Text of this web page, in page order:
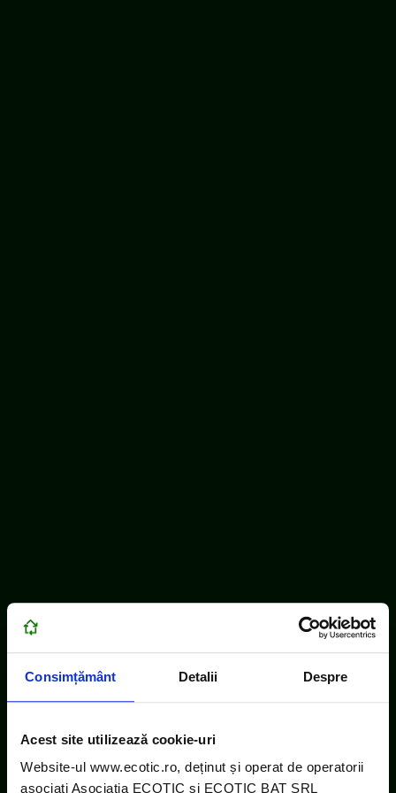
Consimțământ Detalii Despre
Acest site utilizează cookie-uri
Website-ul www.ecotic.ro, deținut și operat de operatorii
asociați Asociația ECOTIC și ECOTIC BAT SRL